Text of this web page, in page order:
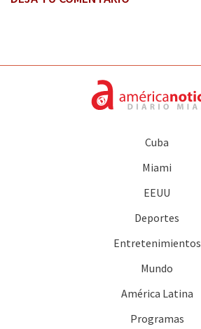
Cuba
Miami
EEUU
Deportes
Entretenimientos
Mundo
América Latina
Programas